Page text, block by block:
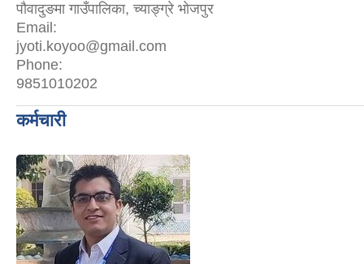
पौवादुङमा गाउँपालिका, च्याङ्ग्रे भोजपुर
Email:
jyoti.koyoo@gmail.com
Phone:
9851010202
कर्मचारी